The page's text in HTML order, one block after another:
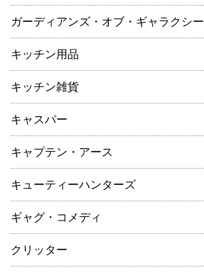
ガーディアンズ・オブ・ギャラクシー
キッチン用品
キッチン雑貨
キャスパー
キャプテン・アース
キューティーハンターズ
ギャグ・コメディ
クリッター